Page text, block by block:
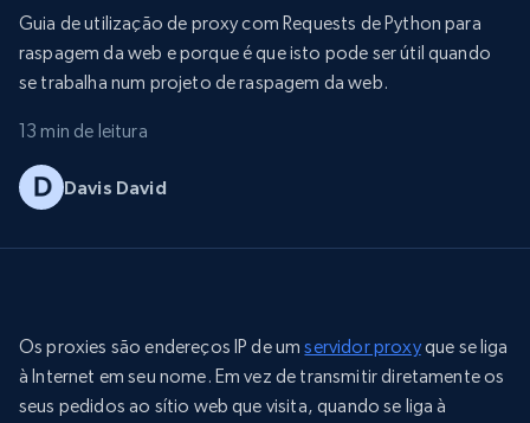
Guia de utilização de proxy com Requests de Python para
raspagem da web e porque é que isto pode ser útil quando
se trabalha num projeto de raspagem da web.
13 min de leitura
Davis David
Os proxies são endereços IP de umservidor proxyque se liga
à Internet em seu nome. Em vez de transmitir diretamente os
seus pedidos ao sítio web que visita, quando se liga à